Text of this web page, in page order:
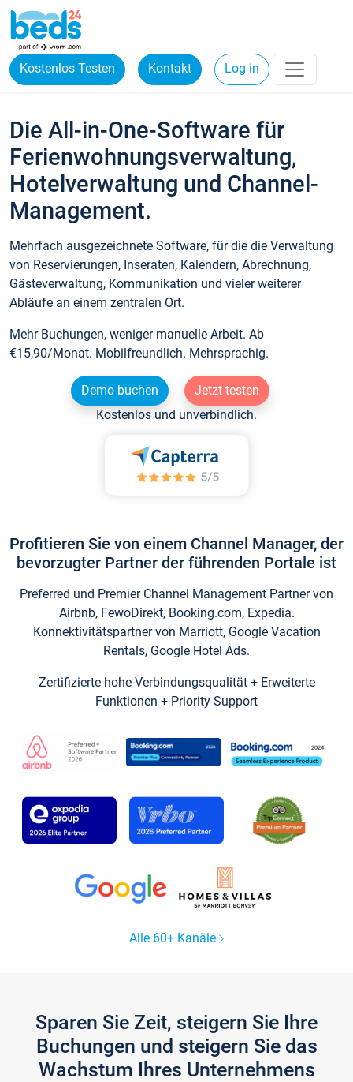
Kostenlos Testen Kontakt Log in
Die All-in-One-Software für
Ferienwohnungsverwaltung,
Hotelverwaltung und Channel-
Management.
Mehrfach ausgezeichnete Software, für die die Verwaltung
von Reservierungen, Inseraten, Kalendern, Abrechnung,
Gästeverwaltung, Kommunikation und vieler weiterer
Abläufe an einem zentralen Ort.
Mehr Buchungen, weniger manuelle Arbeit. Ab
€15,90/Monat. Mobilfreundlich. Mehrsprachig.
Demo buchen
Jetzt testen
Kostenlos und unverbindlich.
Profitieren Sie von einem Channel Manager, der
bevorzugter Partner der führenden Portale ist
Preferred und Premier Channel Management Partner von
Airbnb, FewoDirekt, Booking.com, Expedia.
Konnektivitätspartner von Marriott, Google Vacation
Rentals, Google Hotel Ads.
Zertifizierte hohe Verbindungsqualität + Erweiterte
Funktionen + Priority Support
Alle 60+ Kanäle
Sparen Sie Zeit, steigern Sie Ihre
Buchungen und steigern Sie das
Wachstum Ihres Unternehmens